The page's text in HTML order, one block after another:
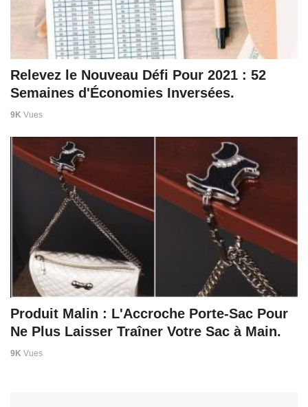
Relevez le Nouveau Défi Pour 2021 : 52
Semaines d'Économies Inversées.
9K Vues
Produit Malin : L'Accroche Porte-Sac Pour
Ne Plus Laisser Traîner Votre Sac à Main.
9K Vues